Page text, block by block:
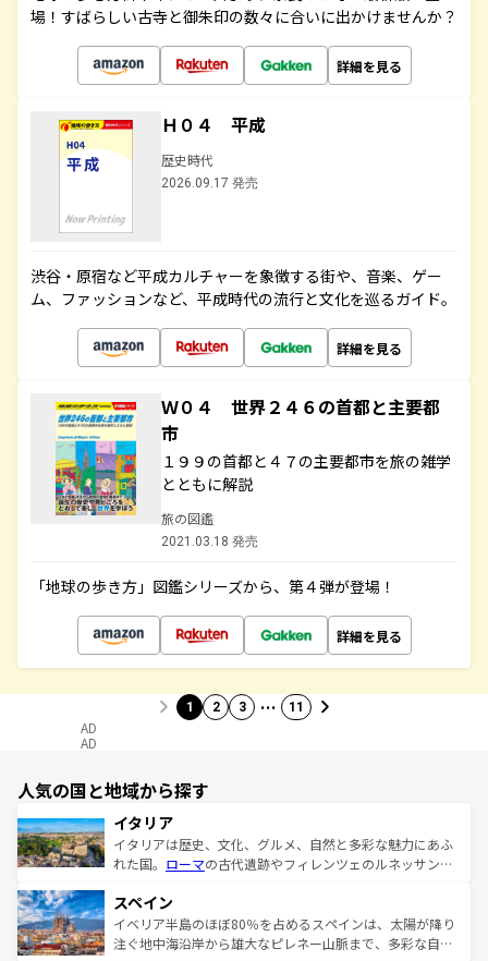
場！すばらしい古寺と御朱印の数々に合いに出かけませんか？
詳細を見る
Ｈ０４ 平成
歴史時代
2026.09.17 発売
渋谷・原宿など平成カルチャーを象徴する街や、音楽、ゲー
ム、ファッションなど、平成時代の流行と文化を巡るガイド。
詳細を見る
Ｗ０４ 世界２４６の首都と主要都
市
１９９の首都と４７の主要都市を旅の雑学
とともに解説
旅の図鑑
2021.03.18 発売
「地球の歩き方」図鑑シリーズから、第４弾が登場！
詳細を見る
1 2 3 … 11
AD
AD
人気の国と地域から探す
イタリア
イタリアは歴史、文化、グルメ、自然と多彩な魅力にあふ
れた国。 ローマの古代遺跡やフィレンツェのルネッサンス
ろん、トスカーナの美しい田園風景やアマルフィ海岸の絶
景など、自然景観も見逃せない。観光の合間には、本場の
ピザやパスタなど、絶品のイタリア料理を堪能することも
スペイン
イベリア半島のほぼ80％を占めるスペインは、太陽が降り
注ぐ地中海沿岸から雄大なピレネー山脈まで、多彩な自然